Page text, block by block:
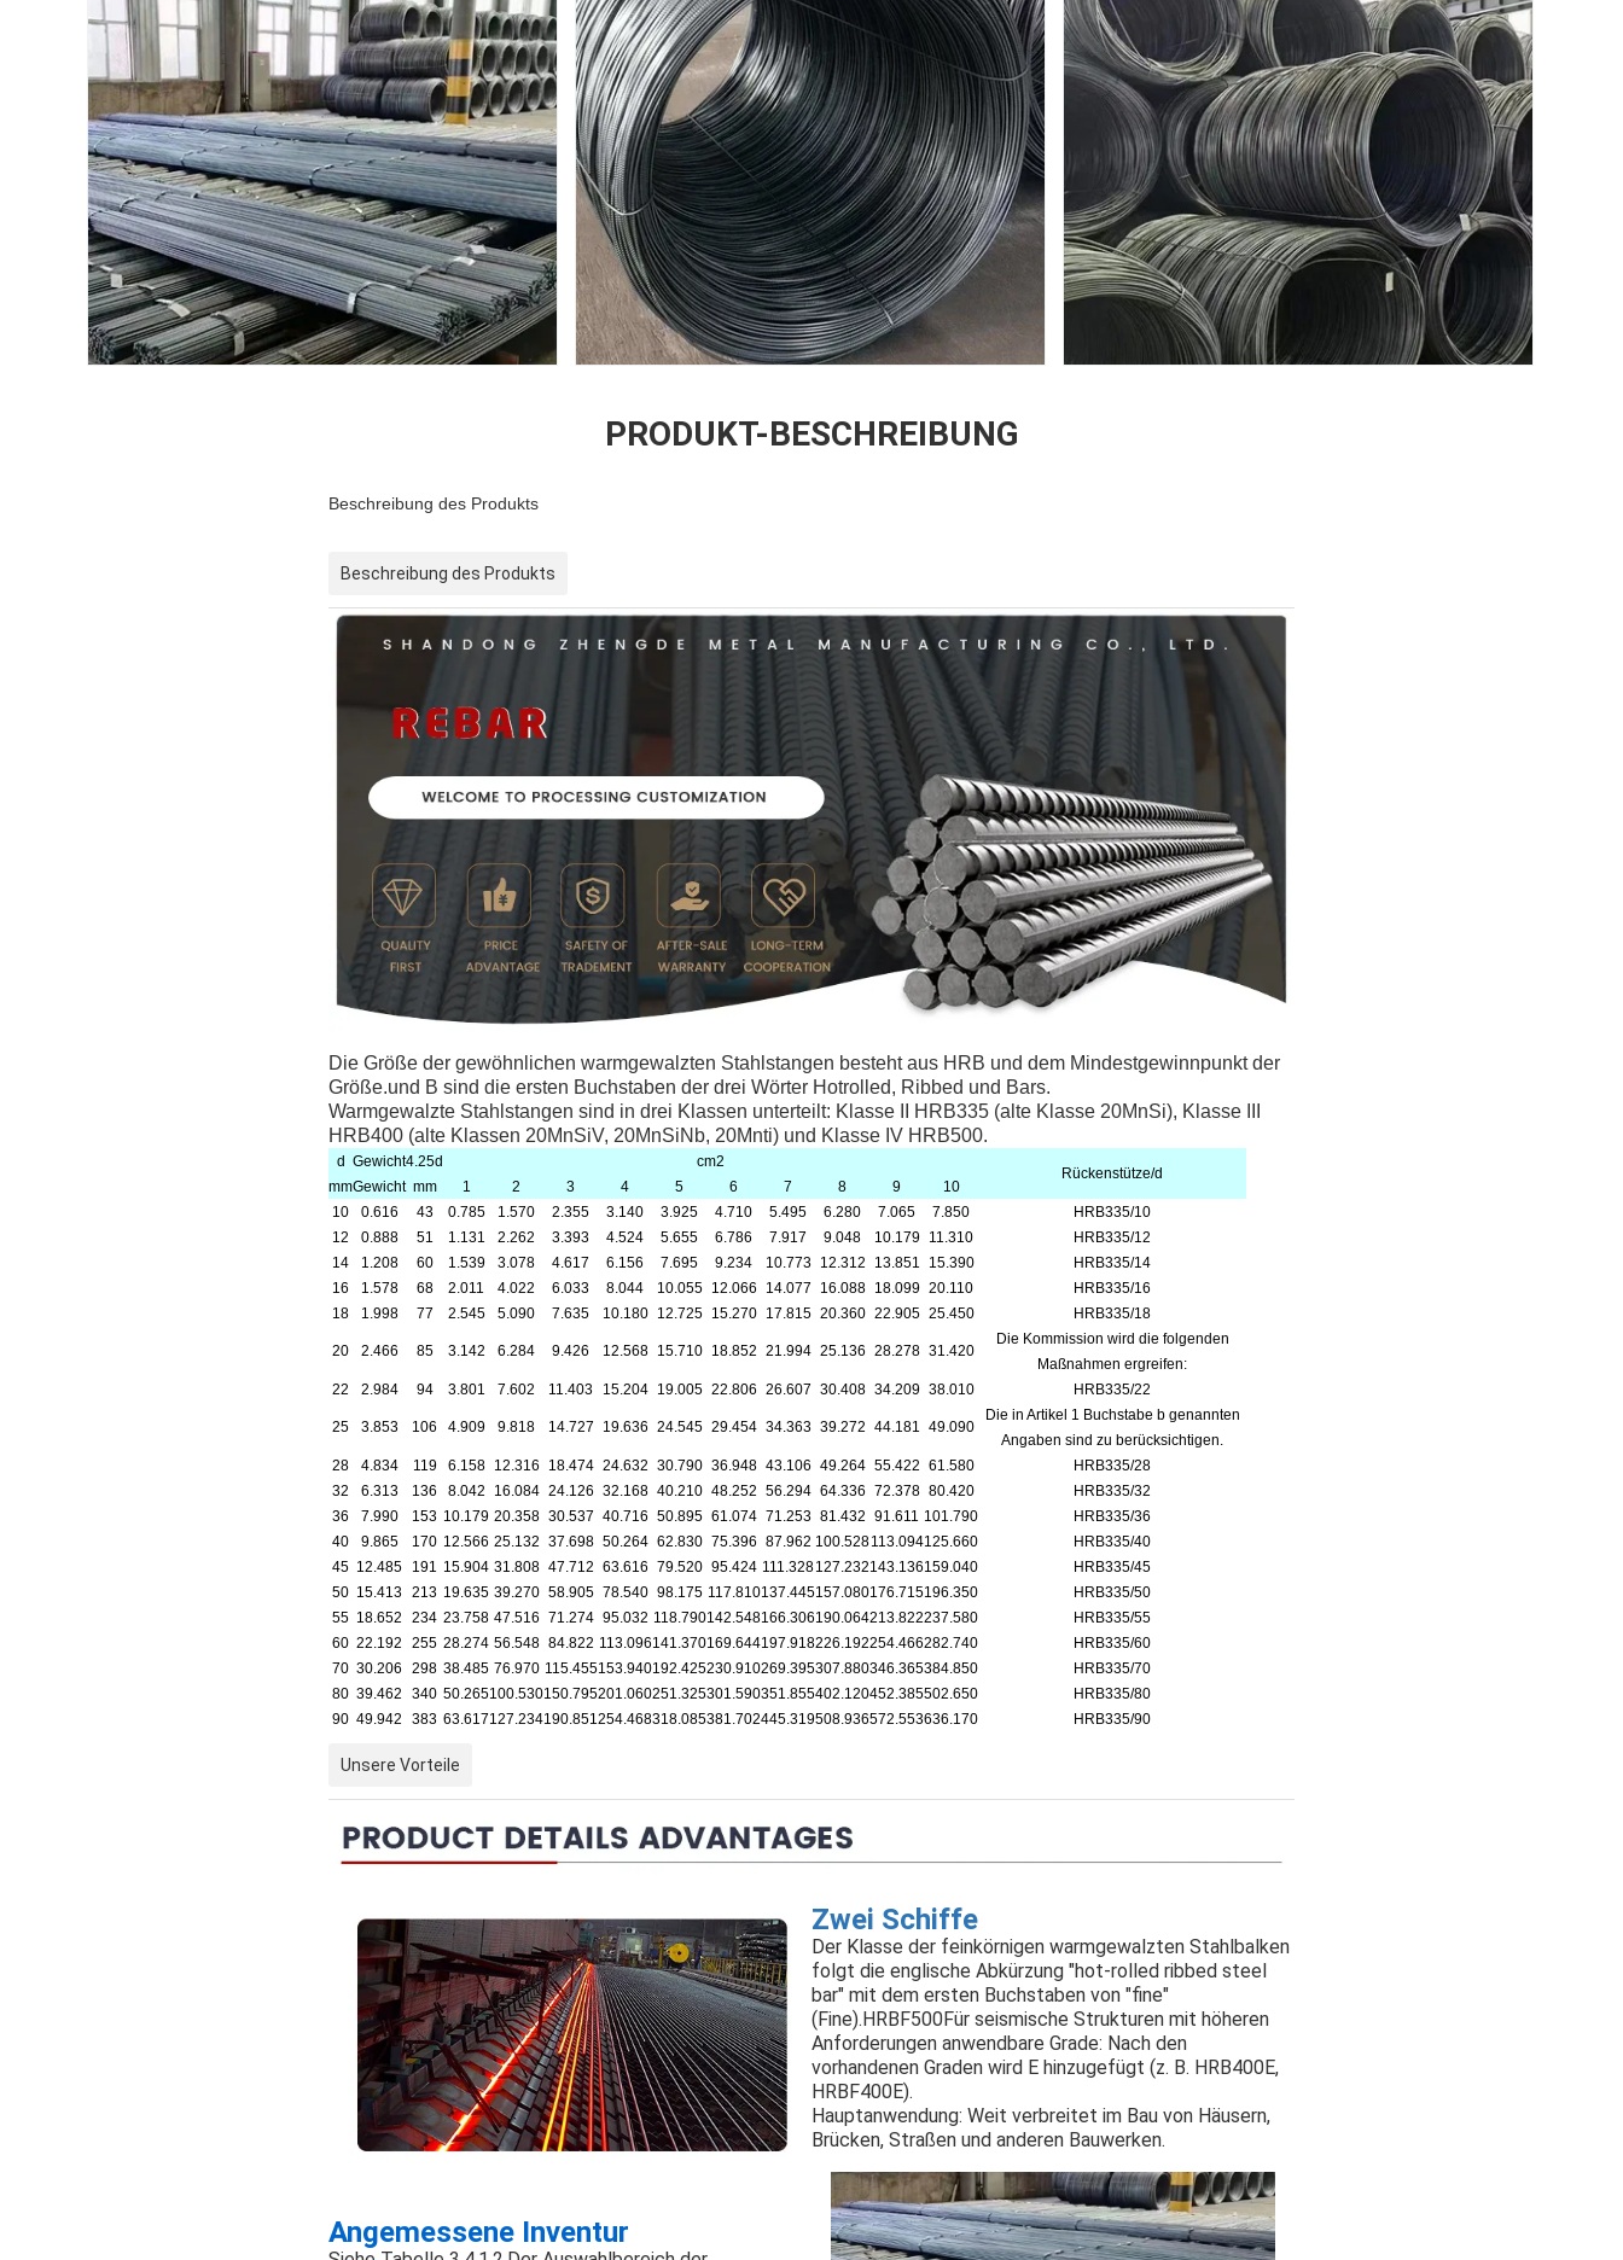
PRODUKT-BESCHREIBUNG
Beschreibung des Produkts
Beschreibung des Produkts
Die Größe der gewöhnlichen warmgewalzten Stahlstangen besteht aus HRB und dem Mindestgewinnpunkt der
Größe.und B sind die ersten Buchstaben der drei Wörter Hotrolled, Ribbed und Bars.
Warmgewalzte Stahlstangen sind in drei Klassen unterteilt: Klasse II HRB335 (alte Klasse 20MnSi), Klasse III
HRB400 (alte Klassen 20MnSiV, 20MnSiNb, 20Mnti) und Klasse IV HRB500.
d
mm
Gewicht
Gewicht
4.25d
mm
cm2
Rückenstütze/d
1 2 3 4 5 6 7 8 9
10
10
0.616 43 0.785 1.570 2.355 3.140 3.925 4.710 5.495 6.280 7.065 7.850
HRB335/10
12
0.888 51 1.131 2.262 3.393 4.524 5.655 6.786 7.917 9.048 10.179 11.310
HRB335/12
14
1.208 60 1.539 3.078 4.617 6.156 7.695 9.234 10.773 12.312 13.851 15.390
HRB335/14
16
1.578 68 2.011 4.022 6.033 8.044 10.055 12.066 14.077 16.088 18.099 20.110
HRB335/16
18
1.998 77 2.545 5.090 7.635 10.180 12.725 15.270 17.815 20.360 22.905 25.450 HRB335/18
20 2.466 85 3.142 6.284 9.426 12.568 15.710 18.852 21.994 25.136 28.278 31.420
Die Kommission wird die folgenden
Maßnahmen ergreifen:
22
2.984 94 3.801 7.602 11.403 15.204 19.005 22.806 26.607 30.408 34.209 38.010 HRB335/22
25 3.853 106 4.909 9.818 14.727 19.636 24.545 29.454 34.363 39.272 44.181 49.090
Die in Artikel 1 Buchstabe b genannten
Angaben sind zu berücksichtigen.
28
4.834 119 6.158 12.316 18.474 24.632 30.790 36.948 43.106 49.264 55.422 61.580
HRB335/28
32
6.313 136 8.042 16.084 24.126 32.168 40.210 48.252 56.294 64.336 72.378 80.420
HRB335/32
36
7.990 153 10.179 20.358 30.537 40.716 50.895 61.074 71.253 81.432 91.611 101.790
HRB335/36
40
9.865 170 12.566 25.132 37.698 50.264 62.830 75.396 87.962 100.528113.094125.660
HRB335/40
45 12.485 191 15.904 31.808 47.712 63.616 79.520 95.424 111.328127.232143.136159.040
HRB335/45
50 15.413 213 19.635 39.270 58.905 78.540 98.175 117.810137.445157.080176.715196.350
HRB335/50
55 18.652 234 23.758 47.516 71.274 95.032 118.790142.548166.306190.064213.822237.580
HRB335/55
60 22.192 255 28.274 56.548 84.822 113.096141.370169.644197.918226.192254.466282.740
HRB335/60
70 30.206 298 38.485 76.970 115.455153.940192.425230.910269.395307.880346.365384.850
HRB335/70
80 39.462 340 50.265100.530150.795201.060251.325301.590351.855402.120452.385502.650
HRB335/80
90 49.942 383 63.617127.234190.851 254.468318.085381.702445.319508.936572.553636.170 HRB335/90
Unsere Vorteile
Zwei Schiffe
Der Klasse der feinkörnigen warmgewalzten Stahlbalken
folgt die englische Abkürzung "hot-rolled ribbed steel
bar" mit dem ersten Buchstaben von "fine"
(Fine).HRBF500Für seismische Strukturen mit höheren
Anforderungen anwendbare Grade: Nach den
vorhandenen Graden wird E hinzugefügt (z. B. HRB400E,
HRBF400E).
Hauptanwendung: Weit verbreitet im Bau von Häusern,
Brücken, Straßen und anderen Bauwerken.
Angemessene Inventur